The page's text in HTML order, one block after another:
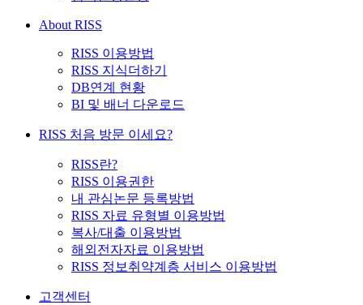
About RISS
RISS 이용방법
RISS 지식더하기
DB연계 현황
BI 및 배너 다운로드
RISS 처음 방문 이세요?
RISS란?
RISS 이용권한
내 관심논문 등록방법
RISS 자료 유형별 이용방법
복사/대출 이용방법
해외전자자료 이용방법
RISS 정보취약계층 서비스 이용방법
고객센터